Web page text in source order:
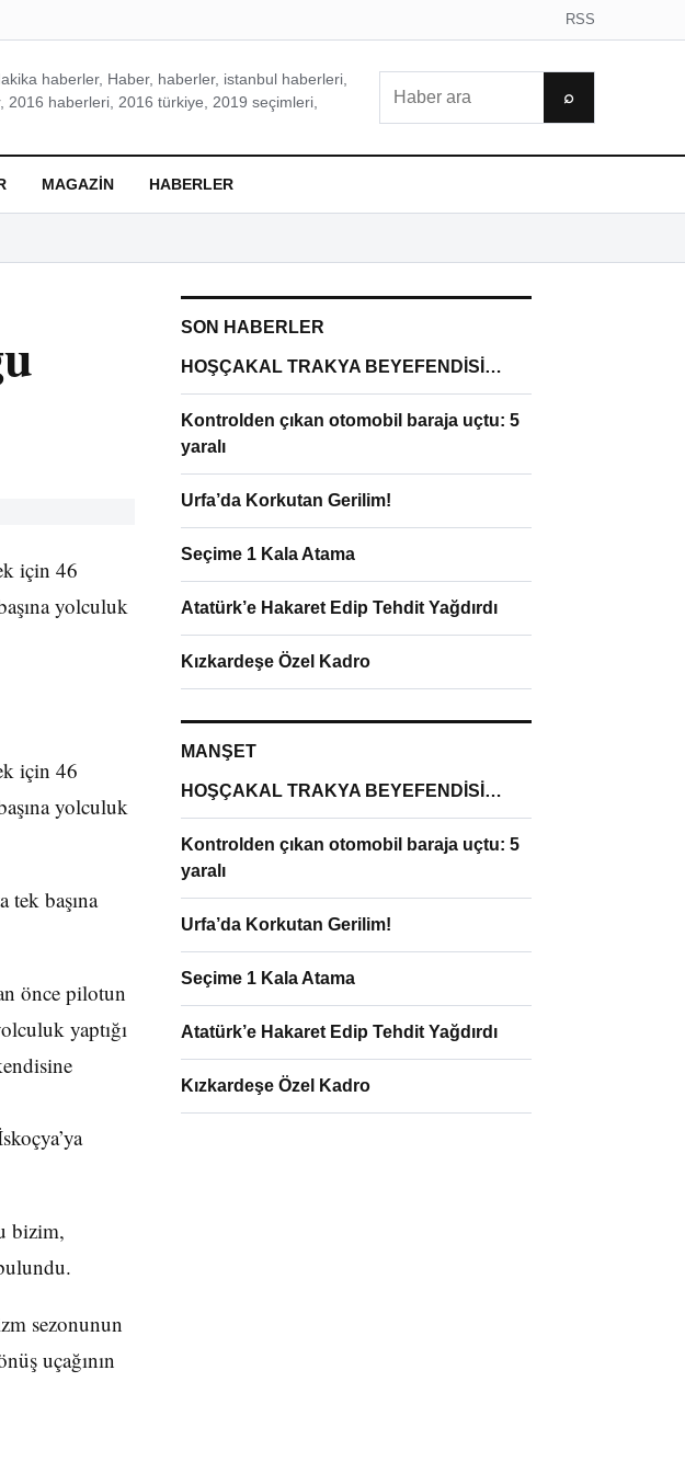
RSS
haberler, Haber, haberler, istanbul haberleri,
haberleri, 2016 türkiye, 2019 seçimleri,
⌕
MAGAZIN HABERLER
için 46
yolculuk
için 46
yolculuk
tek başına
önce pilotun
yaptığı
bizim,
sezonunun
uçağının
SON HABERLER
HOŞÇAKAL TRAKYA BEYEFENDİSİ…
Kontrolden çıkan otomobil baraja uçtu: 5
yaralı
Urfa’da Korkutan Gerilim!
Seçime 1 Kala Atama
Atatürk’e Hakaret Edip Tehdit Yağdırdı
Kızkardeşe Özel Kadro
MANŞET
HOŞÇAKAL TRAKYA BEYEFENDİSİ…
Kontrolden çıkan otomobil baraja uçtu: 5
yaralı
Urfa’da Korkutan Gerilim!
Seçime 1 Kala Atama
Atatürk’e Hakaret Edip Tehdit Yağdırdı
Kızkardeşe Özel Kadro